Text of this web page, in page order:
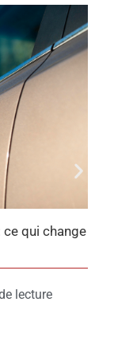
ce qui change
lecture